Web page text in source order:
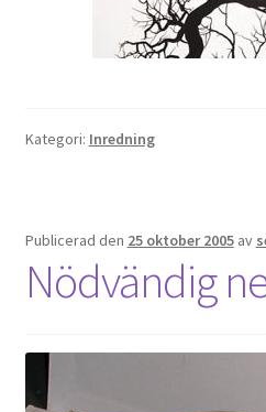
Kategori: Inredning
Publicerad den 25 oktober 2005 av
Nödvändig